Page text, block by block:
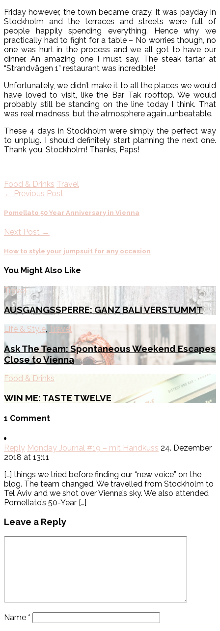
Friday however, the town became crazy. It was payday in
Stockholm and the terraces and streets were full of
people happily spending everything. Hence why we
practically had to fight for a table – No worries though, no
one was hurt in the process and we all got to have our
dinner. An amazing one I must say. The steak tartar at
“Strandvägen 1” restaurant was incredible!
Unfortunately, we didn’t make it to all the places we would
have loved to visit, like the Bar Tak rooftop. We would
probably still be standing on the line today I think. That
was real madness, but the atmosphere again…unbeatable.
These 4 days in Stockholm were simply the perfect way
to unplug. I should definitely start planning the next one.
Thank you, Stockholm! Thanks, Paps!
Food & Drinks Travel
← Previous Post
Pomellato 50 Year Anniversary in Vienna
Next Post →
How to style your jumpsuit for any occasion
You Might Also Like
Travel
AUSGANGSSPERRE: GANZ BALI VERSTUMMT
Life & Style, Travel
Ask The Team: Spontaneous Weekend Escapes
Close to Vienna
Food & Drinks
WIN ME: TASTE TWELVE
1 Comment
Reply Monday Journal #19 – mit Handkuss 24. Dezember
2018 at 13:11
[…] things we tried before finding our “new voice” on the
blog. The team changed. We travelled from Stockholm to
Tel Aviv and we shot over Vienna’s sky. We also attended
Pomellato’s 50-Year […]
Leave a Reply
Name *